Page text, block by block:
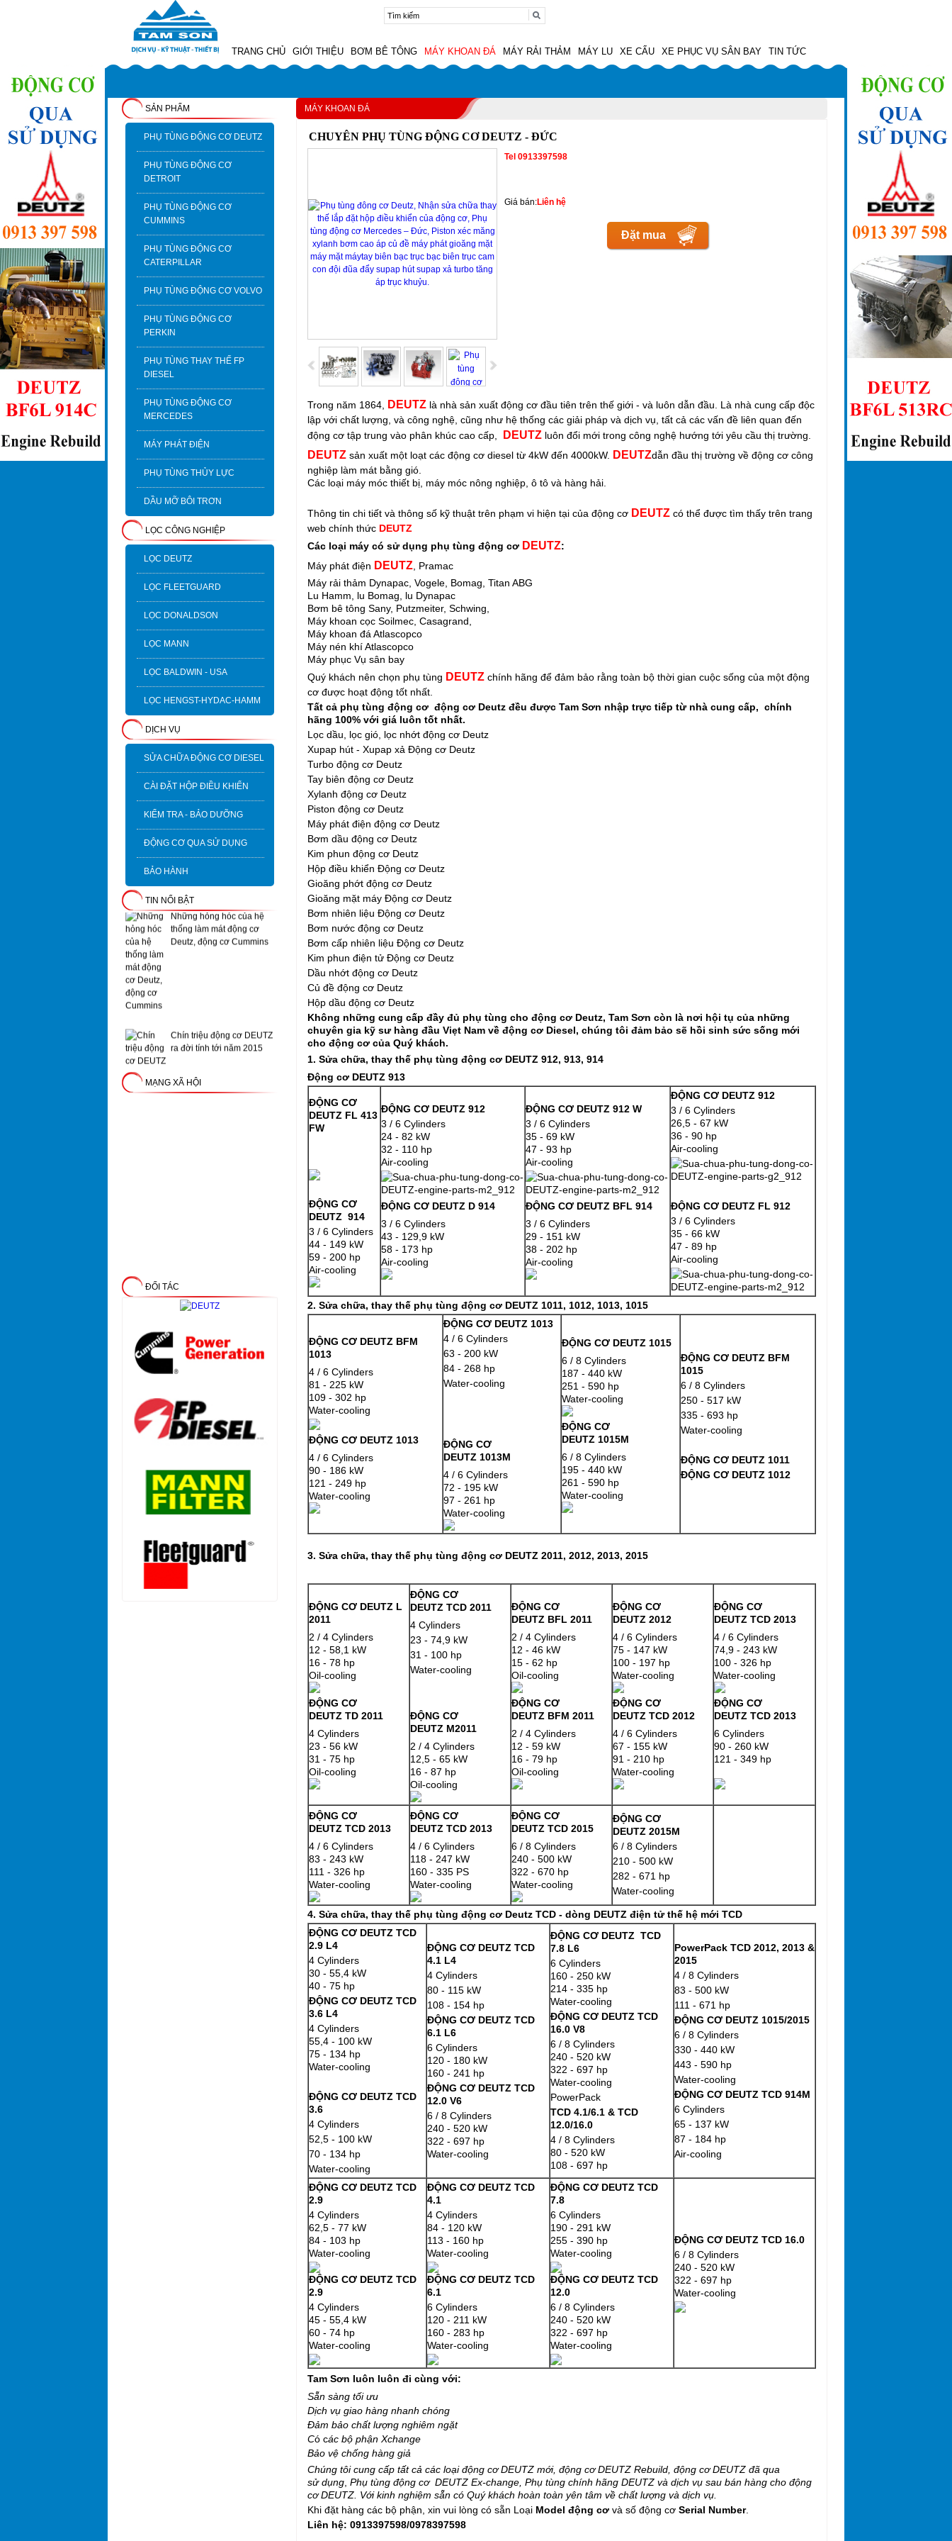
TRANG CHỦ GIỚI THIỆU BƠM BÊ TÔNG MÁY KHOAN ĐÁ MÁY RẢI THẢM MÁY LU XE CẨU XE PHỤC VỤ SÂN BAY TIN TỨC
SẢN PHẨM
PHỤ TÙNG ĐỘNG CƠ DEUTZ
PHỤ TÙNG ĐỘNG CƠ
DETROIT
PHỤ TÙNG ĐỘNG CƠ
CUMMINS
PHỤ TÙNG ĐỘNG CƠ
CATERPILLAR
PHỤ TÙNG ĐỘNG CƠ VOLVO
PHỤ TÙNG ĐỘNG CƠ
PERKIN
PHỤ TÙNG THAY THẾ FP
DIESEL
PHỤ TÙNG ĐỘNG CƠ
MERCEDES
MÁY PHÁT ĐIỆN
PHỤ TÙNG THỦY LỰC
DẦU MỠ BÔI TRƠN
LỌC CÔNG NGHIỆP
LỌC DEUTZ
LỌC FLEETGUARD
LỌC DONALDSON
LỌC MANN
LỌC BALDWIN - USA
LỌC HENGST-HYDAC-HAMM
DỊCH VỤ
SỬA CHỮA ĐỘNG CƠ DIESEL
CÀI ĐẶT HỘP ĐIỀU KHIỂN
KIỂM TRA - BẢO DƯỠNG
ĐỘNG CƠ QUA SỬ DỤNG
BẢO HÀNH
TIN NỔI BẬT
Sự khác biệt giữa lọc thấp
Quy định Thanh toán
động cơ DEUTZ
Những hỏng hóc của hệ
thống làm mát động cơ
Deutz, động cơ Cummins
ra đời tính tới năm 2015
MẠNG XÃ HỘI
ĐỐI TÁC
MÁY KHOAN ĐÁ
CHUYÊN PHỤ TÙNG ĐỘNG CƠ DEUTZ - ĐỨC
Tel 0913397598
Giá bán:Liên hệ
Đặt mua
Trong năm 1864, DEUTZ là nhà sản xuất động cơ đầu tiên trên thế giới - và luôn dẫn đầu. Là nhà cung cấp độc
lập với chất lượng, và công nghệ, cũng như hệ thống các giải pháp và dịch vụ, tất cả các vấn đề liên quan đến
động cơ tập trung vào phân khúc cao cấp,
DEUTZ luôn đổi mới trong công nghệ hướng tới yêu cầu thị trường.
DEUTZ sản xuất một loạt các động cơ diesel từ 4kW đến 4000kW. DEUTZdẫn đầu thị trường về động cơ công
nghiệp làm mát bằng gió.
Các loại máy móc thiết bị, máy móc nông nghiệp, ô tô và hàng hải.
Thông tin chi tiết và thông số kỹ thuật trên phạm vi hiện tại của động cơ DEUTZ có thể được tìm thấy trên trang
web chính thức DEUTZ
Các loại máy có sử dụng phụ tùng động cơ DEUTZ:
Máy phát điện DEUTZ , Pramac
Máy rải thảm Dynapac, Vogele, Bomag, Titan ABG
Lu Hamm, lu Bomag, lu Dynapac
Bơm bê tông Sany, Putzmeiter, Schwing,
Máy khoan cọc Soilmec, Casagrand,
Máy khoan đá Atlascopco
Máy nén khí Atlascopco
Máy phục Vụ sân bay
Quý khách nên chọn phụ tùng DEUTZ chính hãng để đảm bảo rằng toàn bộ thời gian cuộc sống của một động
cơ được hoạt động tốt nhất.
Tất cả phụ tùng động cơ động cơ Deutz đều được Tam Sơn nhập trực tiếp từ nhà cung cấp, chính
hãng 100% với giá luôn tốt nhất.
Lọc dầu, lọc gió, lọc nhớt động cơ Deutz
Xupap hút - Xupap xả Động cơ Deutz
Turbo động cơ Deutz
Tay biên động cơ Deutz
Xylanh động cơ Deutz
Piston động cơ Deutz
Máy phát điện động cơ Deutz
Bơm dầu động cơ Deutz
Kim phun động cơ Deutz
Hộp điều khiển Động cơ Deutz
Gioăng phớt động cơ Deutz
Gioăng mặt máy Động cơ Deutz
Bơm nhiên liệu Động cơ Deutz
Bơm nước động cơ Deutz
Bơm cấp nhiên liệu Động cơ Deutz
Kim phun điện tử Động cơ Deutz
Dầu nhớt động cơ Deutz
Củ đề động cơ Deutz
Hộp dầu động cơ Deutz
Không những cung cấp đầy đủ phụ tùng cho động cơ Deutz, Tam Sơn còn là nơi hội tụ của những
chuyên gia kỹ sư hàng đầu Viẹt Nam về động cơ Diesel, chúng tôi đảm bảo sẽ hồi sinh sức sống mới
cho động cơ của Quý khách.
1. Sửa chữa, thay thế phụ tùng động cơ DEUTZ 912, 913, 914
Động cơ DEUTZ 913
ĐỘNG CƠ
DEUTZ FL 413
FW
ĐỘNG CƠ
DEUTZ 914
3 / 6 Cylinders
44 - 149 kW
59 - 200 hp
Air-cooling
ĐỘNG CƠ DEUTZ 912
3 / 6 Cylinders
24 - 82 kW
32 - 110 hp
Air-cooling
ĐỘNG CƠ DEUTZ D 914
3 / 6 Cylinders
43 - 129,9 kW
58 - 173 hp
Air-cooling
ĐỘNG CƠ DEUTZ 912 W
3 / 6 Cylinders
35 - 69 kW
47 - 93 hp
Air-cooling
ĐỘNG CƠ DEUTZ BFL 914
3 / 6 Cylinders
29 - 151 kW
38 - 202 hp
Air-cooling
ĐỘNG CƠ DEUTZ 912
3 / 6 Cylinders
26,5 - 67 kW
36 - 90 hp
Air-cooling
ĐỘNG CƠ DEUTZ FL 912
3 / 6 Cylinders
35 - 66 kW
47 - 89 hp
Air-cooling
2. Sửa chữa, thay thế phụ tùng động cơ DEUTZ 1011, 1012, 1013, 1015
ĐỘNG CƠ DEUTZ BFM
1013
4 / 6 Cylinders
81 - 225 kW
109 - 302 hp
Water-cooling
ĐỘNG CƠ DEUTZ 1013
4 / 6 Cylinders
90 - 186 kW
121 - 249 hp
Water-cooling
ĐỘNG CƠ DEUTZ 1013
4 / 6 Cylinders
63 - 200 kW
84 - 268 hp
Water-cooling
ĐỘNG CƠ
DEUTZ 1013M
4 / 6 Cylinders
72 - 195 kW
97 - 261 hp
Water-cooling
ĐỘNG CƠ DEUTZ 1015
6 / 8 Cylinders
187 - 440 kW
251 - 590 hp
Water-cooling
ĐỘNG CƠ
DEUTZ 1015M
6 / 8 Cylinders
195 - 440 kW
261 - 590 hp
Water-cooling
ĐỘNG CƠ DEUTZ BFM
1015
6 / 8 Cylinders
250 - 517 kW
335 - 693 hp
Water-cooling
ĐỘNG CƠ DEUTZ 1011
ĐỘNG CƠ DEUTZ 1012
3. Sửa chữa, thay thế phụ tùng động cơ DEUTZ 2011, 2012, 2013, 2015
ĐỘNG CƠ DEUTZ L
2011
2 / 4 Cylinders
12 - 58,1 kW
16 - 78 hp
Oil-cooling
ĐỘNG CƠ
DEUTZ TD 2011
4 Cylinders
23 - 56 kW
31 - 75 hp
Oil-cooling
ĐỘNG CƠ
DEUTZ TCD 2011
4 Cylinders
23 - 74,9 kW
31 - 100 hp
Water-cooling
ĐỘNG CƠ
DEUTZ M2011
2 / 4 Cylinders
12,5 - 65 kW
16 - 87 hp
Oil-cooling
ĐỘNG CƠ
DEUTZ BFL 2011
2 / 4 Cylinders
12 - 46 kW
15 - 62 hp
Oil-cooling
ĐỘNG CƠ
DEUTZ BFM 2011
2 / 4 Cylinders
12 - 59 kW
16 - 79 hp
Oil-cooling
ĐỘNG CƠ
DEUTZ 2012
4 / 6 Cylinders
75 - 147 kW
100 - 197 hp
Water-cooling
ĐỘNG CƠ
DEUTZ TCD 2012
4 / 6 Cylinders
67 - 155 kW
91 - 210 hp
Water-cooling
ĐỘNG CƠ
DEUTZ TCD 2013
4 / 6 Cylinders
74,9 - 243 kW
100 - 326 hp
Water-cooling
ĐỘNG CƠ
DEUTZ TCD 2013
6 Cylinders
90 - 260 kW
121 - 349 hp
ĐỘNG CƠ
DEUTZ TCD 2013
4 / 6 Cylinders
83 - 243 kW
111 - 326 hp
Water-cooling
ĐỘNG CƠ
DEUTZ TCD 2013
4 / 6 Cylinders
118 - 247 kW
160 - 335 PS
Water-cooling
ĐỘNG CƠ
DEUTZ TCD 2015
6 / 8 Cylinders
240 - 500 kW
322 - 670 hp
Water-cooling
ĐỘNG CƠ
DEUTZ 2015M
6 / 8 Cylinders
210 - 500 kW
282 - 671 hp
Water-cooling
4. Sửa chữa, thay thế phụ tùng động cơ Deutz TCD - dòng DEUTZ điện tử thế hệ mới TCD
ĐỘNG CƠ DEUTZ TCD
2.9 L4
4 Cylinders
30 - 55,4 kW
40 - 75 hp
ĐỘNG CƠ DEUTZ TCD
3.6 L4
4 Cylinders
55,4 - 100 kW
75 - 134 hp
Water-cooling
ĐỘNG CƠ DEUTZ TCD
3.6
4 Cylinders
52,5 - 100 kW
70 - 134 hp
Water-cooling
ĐỘNG CƠ DEUTZ TCD
4.1 L4
4 Cylinders
80 - 115 kW
108 - 154 hp
ĐỘNG CƠ DEUTZ TCD
6.1 L6
6 Cylinders
120 - 180 kW
160 - 241 hp
ĐỘNG CƠ DEUTZ TCD
12.0 V6
6 / 8 Cylinders
240 - 520 kW
322 - 697 hp
Water-cooling
ĐỘNG CƠ DEUTZ TCD
7.8 L6
6 Cylinders
160 - 250 kW
214 - 335 hp
Water-cooling
ĐỘNG CƠ DEUTZ TCD
16.0 V8
6 / 8 Cylinders
240 - 520 kW
322 - 697 hp
Water-cooling
PowerPack
TCD 4.1/6.1 & TCD
12.0/16.0
4 / 8 Cylinders
80 - 520 kW
108 - 697 hp
PowerPack TCD 2012, 2013 &
2015
4 / 8 Cylinders
83 - 500 kW
111 - 671 hp
ĐỘNG CƠ DEUTZ 1015/2015
6 / 8 Cylinders
330 - 440 kW
443 - 590 hp
Water-cooling
ĐỘNG CƠ DEUTZ TCD 914M
6 Cylinders
65 - 137 kW
87 - 184 hp
Air-cooling
ĐỘNG CƠ DEUTZ TCD
2.9
4 Cylinders
62,5 - 77 kW
84 - 103 hp
Water-cooling
ĐỘNG CƠ DEUTZ TCD
2.9
4 Cylinders
45 - 55,4 kW
60 - 74 hp
Water-cooling
ĐỘNG CƠ DEUTZ TCD
4.1
4 Cylinders
84 - 120 kW
113 - 160 hp
Water-cooling
ĐỘNG CƠ DEUTZ TCD
6.1
6 Cylinders
120 - 211 kW
160 - 283 hp
Water-cooling
ĐỘNG CƠ DEUTZ TCD
7.8
6 Cylinders
190 - 291 kW
255 - 390 hp
Water-cooling
ĐỘNG CƠ DEUTZ TCD
12.0
6 / 8 Cylinders
240 - 520 kW
322 - 697 hp
Water-cooling
ĐỘNG CƠ DEUTZ TCD 16.0
6 / 8 Cylinders
240 - 520 kW
322 - 697 hp
Water-cooling
Tam Sơn luôn luôn đi cùng với:
Sẵn sàng tối ưu
Dịch vụ giao hàng nhanh chóng
Đảm bảo chất lượng nghiêm ngặt
Có các bộ phận Xchange
Bảo vệ chống hàng giả
Chúng tôi cung cấp tất cả các loại động cơ DEUTZ mới, động cơ DEUTZ Rebuild động cơ DEUTZ đã qua
sử dụng Phụ tùng động cơ DEUTZ Ex-change Phụ tùng chính hãng DEUTZ và dịch vụ sau bán hàng cho động
cơ DEUTZ. Với kinh nghiệm sẵn có Quý khách hoàn toàn yên tâm về chất lượng và dịch vụ.
Khi đặt hàng các bộ phận, xin vui lòng có sẵn Loại Model động cơ và số động cơ Serial Number.
Liên hệ: 0913397598/0978397598